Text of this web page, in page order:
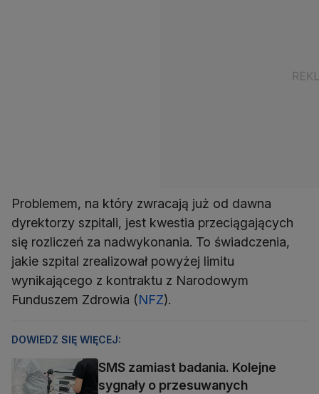
Problemem, na który zwracają już od dawna
dyrektorzy szpitali, jest kwestia przeciągających
się rozliczeń za nadwykonania. To świadczenia,
jakie szpital zrealizował powyżej limitu
wynikającego z kontraktu z Narodowym
Funduszem Zdrowia (NFZ).
DOWIEDZ SIĘ WIĘCEJ:
SMS zamiast badania. Kolejne
sygnały o przesuwanych